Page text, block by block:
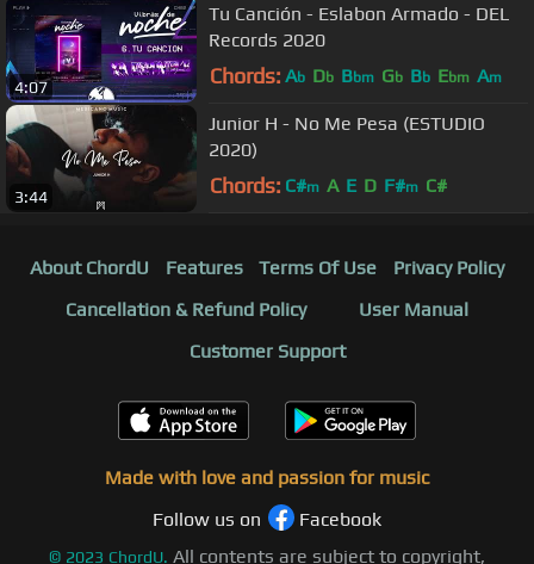
4:07
Tu Canción - Eslabon Armado - DEL
Records 2020
Chords: Ab Db Bbm Gb Bb Ebm Am
3:44
Junior H - No Me Pesa (ESTUDIO
2020)
Chords: C#m A E D F#m C#
About ChordU Features Terms Of Use
Privacy Policy
Cancellation & Refund Policy
User Manual
Customer Support
Made with love and passion for music
Follow us on
Facebook
© 2023 ChordU. All contents are subject to copyright,